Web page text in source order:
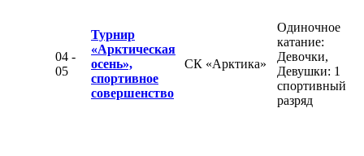
04 -
05
Турнир
«Арктическая
осень»,
спортивное
совершенство
СК «Арктика»
Одиночное
катание:
Девочки,
Девушки: 1
спортивный
разряд